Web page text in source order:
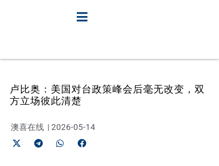
卢比奥：美国对台政策峰会后毫无改变，双
方立场彼此清楚
澳喜在线 | 2026-05-14